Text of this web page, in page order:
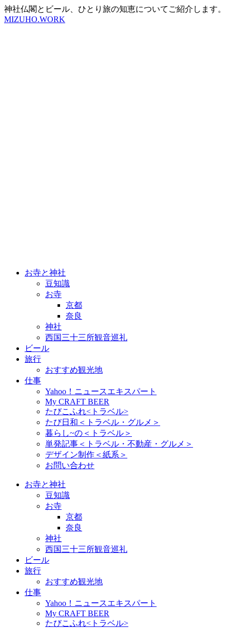
神社仏閣とビール、ひとり旅の知恵についてご紹介します。
MIZUHO.WORK
お寺と神社
豆知識
お寺
京都
奈良
神社
西国三十三所観音巡礼
ビール
旅行
おすすめ観光地
仕事
Yahoo！ニュースエキスパート
My CRAFT BEER
たびこふれ<トラベル>
たび日和＜トラベル・グルメ＞
暮らし~の＜トラベル＞
単発記事＜トラベル・不動産・グルメ＞
デザイン制作＜紙系＞
お問い合わせ
お寺と神社
豆知識
お寺
京都
奈良
神社
西国三十三所観音巡礼
ビール
旅行
おすすめ観光地
仕事
Yahoo！ニュースエキスパート
My CRAFT BEER
たびこふれ<トラベル>